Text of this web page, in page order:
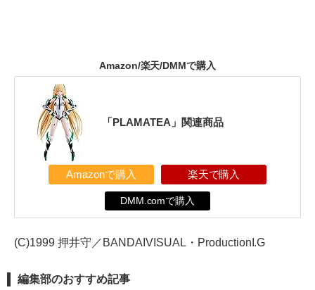
Amazon/楽天/DMMで購入
「PLAMATEA」関連商品
Amazonで購入 楽天で購入
DMM.comで購入
(C)1999 押井守／BANDAIVISUAL・ProductionI.G
編集部のおすすめ記事